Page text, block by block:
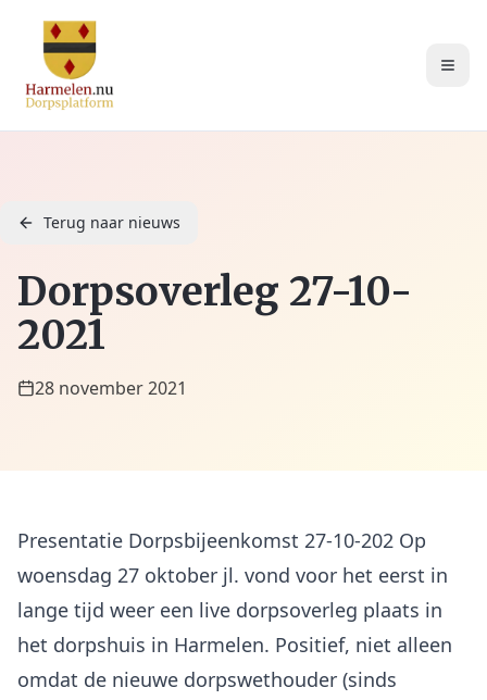
Terug naar nieuws
Dorpsoverleg 27-10-
2021
28 november 2021
Presentatie Dorpsbijeenkomst 27-10-202 Op
woensdag 27 oktober jl. vond voor het eerst in
lange tijd weer een live dorpsoverleg plaats in
het dorpshuis in Harmelen. Positief, niet alleen
omdat de nieuwe dorpswethouder (sinds